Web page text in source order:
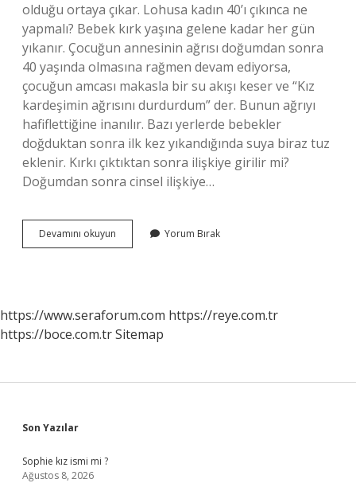
olduğu ortaya çıkar. Lohusa kadın 40’ı çıkınca ne
yapmalı? Bebek kırk yaşına gelene kadar her gün
yıkanır. Çocuğun annesinin ağrısı doğumdan sonra
40 yaşında olmasına rağmen devam ediyorsa,
çocuğun amcası makasla bir su akışı keser ve “Kız
kardeşimin ağrısını durdurdum” der. Bunun ağrıyı
hafiflettiğine inanılır. Bazı yerlerde bebekler
doğduktan sonra ilk kez yıkandığında suya biraz tuz
eklenir. Kırkı çıktıktan sonra ilişkiye girilir mi?
Doğumdan sonra cinsel ilişkiye…
Devamını okuyun Lohusalık
Bitince
Yorum Bırak
https://www.seraforum.com https://reye.com.tr
https://boce.com.trSitemap
Sidebar
Son Yazılar
Sophie kız ismi mi ?
Ağustos 8, 2026